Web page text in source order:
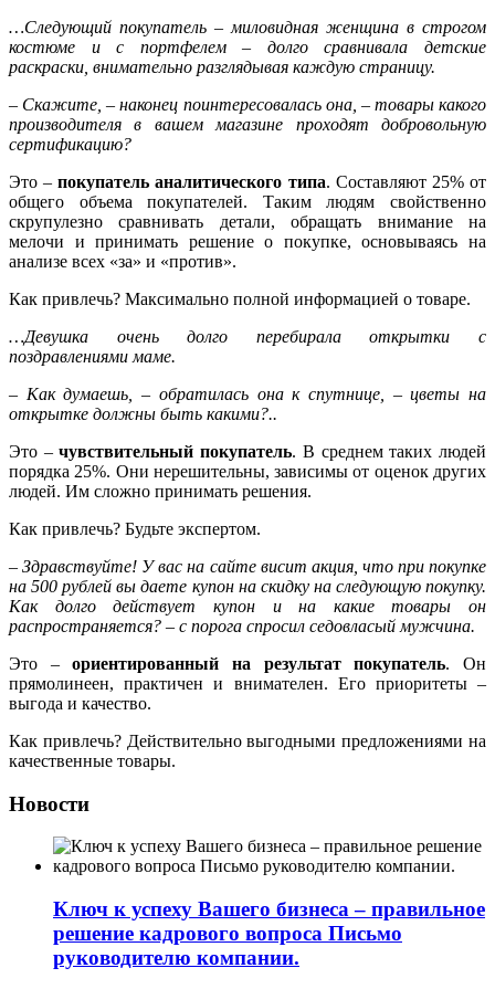
…Следующий покупатель – миловидная женщина в строгом
костюме и с портфелем – долго сравнивала детские
раскраски, внимательно разглядывая каждую страницу.
– Скажите, – наконец поинтересовалась она, – товары какого
производителя в вашем магазине проходят добровольную
сертификацию?
Это –покупатель аналитического типа. Составляют 25% от
общего объема покупателей. Таким людям свойственно
скрупулезно сравнивать детали, обращать внимание на
мелочи и принимать решение о покупке, основываясь на
анализе всех «за» и «против».
Как привлечь? Максимально полной информацией о товаре.
…Девушка очень долго перебирала открытки с
поздравлениями маме.
– Как думаешь, – обратилась она к спутнице, – цветы на
открытке должны быть какими?..
Это –чувствительный покупатель. В среднем таких людей
порядка 25%. Они нерешительны, зависимы от оценок других
людей. Им сложно принимать решения.
Как привлечь? Будьте экспертом.
– Здравствуйте! У вас на сайте висит акция, что при покупке
на 500 рублей вы даете купон на скидку на следующую покупку.
Как долго действует купон и на какие товары он
распространяется? – с порога спросил седовласый мужчина.
Это –ориентированный на результат покупатель. Он
прямолинеен, практичен и внимателен. Его приоритеты –
выгода и качество.
Как привлечь? Действительно выгодными предложениями на
качественные товары.
Новости
Ключ к успеху Вашего бизнеса – правильное
решение кадрового вопроса Письмо
руководителю компании.